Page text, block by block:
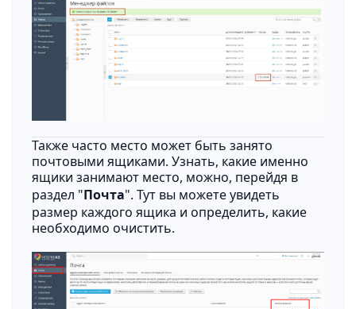
Также часто место может быть занято
почтовыми ящиками. Узнать, какие именно
ящики занимают место, можно, перейдя в
раздел "Почта". Тут вы можете увидеть
размер каждого ящика и определить, какие
необходимо очистить.